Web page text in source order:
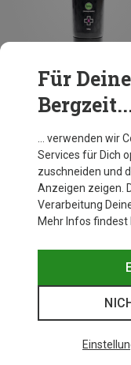
Du sparst 17%
Für
… verwenden wir
Services für Dich
zuschneiden und
Anzeigen zeigen.
Verarbeitung
Mehr Infos findest